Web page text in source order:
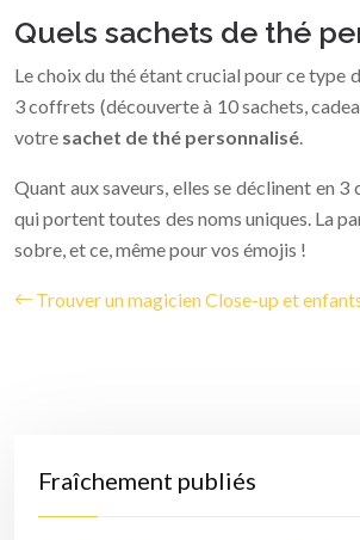
Quels sachets de thé
Le choix du thé étant crucial pour ce type
3 coffrets (découverte à 10 sachets,
votre sachet de thé personnalisé.
Quant aux saveurs, elles se déclinent en 3
qui portent toutes des noms uniques. La
sobre, et ce, même pour vos émojis !
Trouver un magicien Close-up et
Fraîchement publiés